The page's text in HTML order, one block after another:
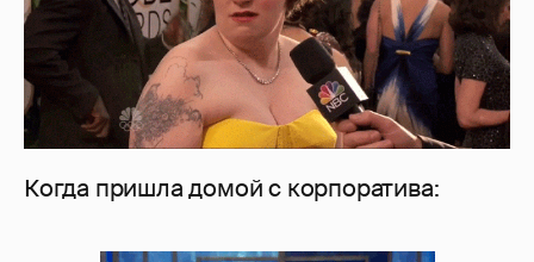
Когда пришла домой с корпоратива: